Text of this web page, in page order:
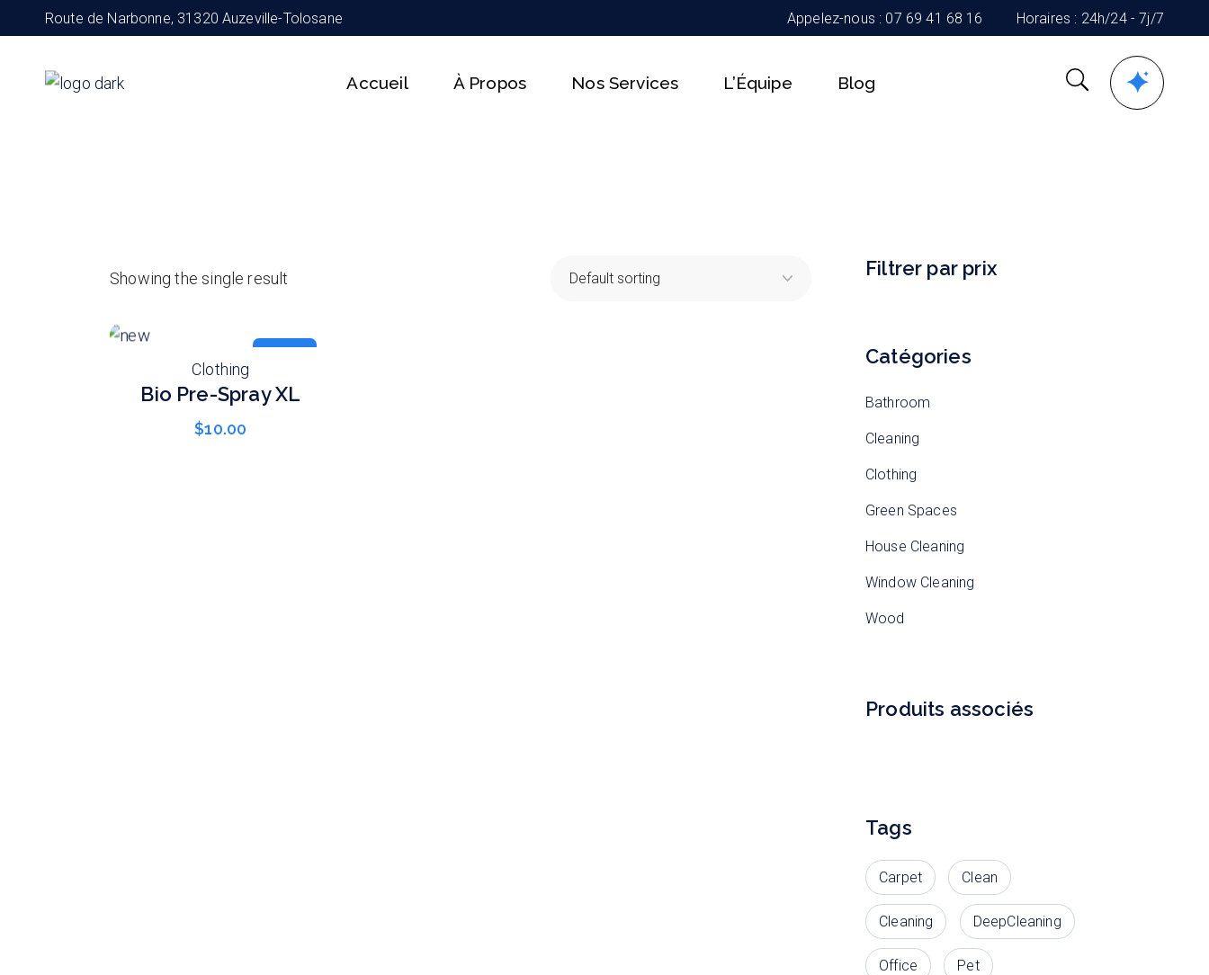
the
Route de Narbonne, 31320 Auzeville-Tolosane Appelez-nous : 07 69 41 68 16 Horaires : 24h/24 - 7j/7
Accueil À Propos Nos Services L’Équipe Blog
Showing the single result
new
Clothing
Bio Pre-Spray XL
$10.00
Filtrer par prix
Catégories
Bathroom
Cleaning
Clothing
Green Spaces
House Cleaning
Window Cleaning
Wood
Produits associés
Tags
Carpet Clean
Cleaning DeepCleaning
Office Pet